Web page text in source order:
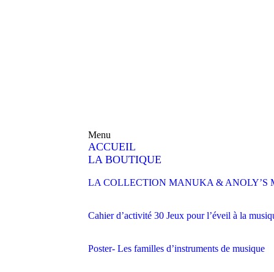
Menu
ACCUEIL
LA BOUTIQUE
LA COLLECTION MANUKA & ANOLY’S
Cahier d’activité 30 Jeux pour l’éveil à la
Poster- Les familles d’instruments de musique